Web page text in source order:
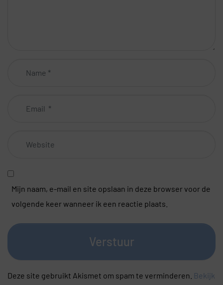
Mijn naam, e-mail en site opslaan in deze browser voor de
volgende keer wanneer ik een reactie plaats.
Verstuur
Deze site gebruikt Akismet om spam te verminderen. Bekijk